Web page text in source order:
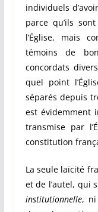
individuels
parce qu’ils
l’Église, mais
témoins de
concordats
quel point
séparés depuis
est évidemment
transmise par
constitution
La seule laïcité
et de l’autel, qui
institutionnelle, ni